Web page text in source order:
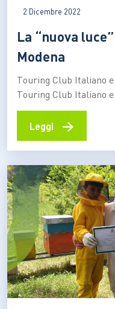
2 Dicembre 2022
La “nuova
Modena
Touring Club Italiano
Touring Club Italiano
della convinzione che
nuovo modo di vivere
futuro migliore. In
Touring nell’iniziativa
Leggi →